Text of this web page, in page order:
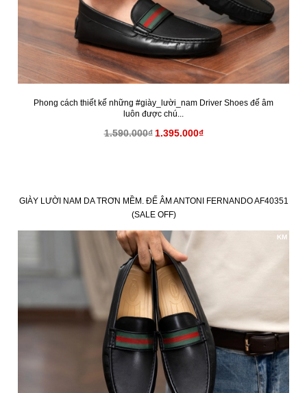
Phong cách thiết kế những #giày_lười_nam Driver Shoes đế âm
luôn được chú...
1.590.000₫ 1.395.000₫
GIÀY LƯỜI NAM DA TRƠN MỀM. ĐẾ ÂM ANTONI FERNANDO AF40351
(SALE OFF)
KM